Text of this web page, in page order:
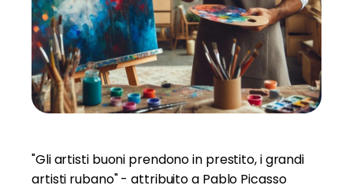
"Gli artisti buoni prendono in prestito, i grandi
artisti rubano" - attribuito a Pablo Picasso